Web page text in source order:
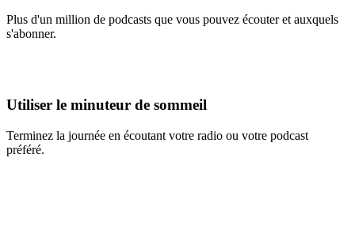
Plus d'un million de podcasts que vous pouvez écouter et auxquels
s'abonner.
Utiliser le minuteur de sommeil
Terminez la journée en écoutant votre radio ou votre podcast
préféré.